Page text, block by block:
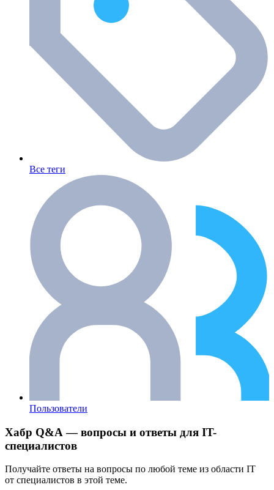
Все теги
Пользователи
Хабр Q&A — вопросы и ответы для IT-
специалистов
Получайте ответы на вопросы по любой теме из области IT
от специалистов в этой теме.